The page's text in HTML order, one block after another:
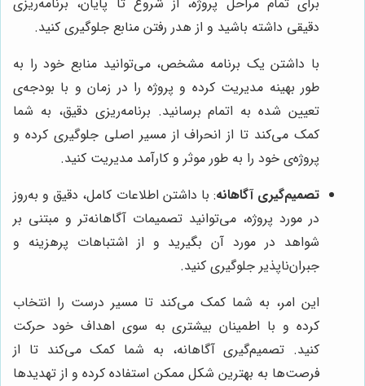
دقیقی داشته باشید و از هدر رفتن منابع جلوگیری کنید.
با داشتن یک برنامه مشخص، می‌توانید منابع خود را به
طور بهینه مدیریت کرده و پروژه را در زمان و با بودجه‌ی
تعیین شده به اتمام برسانید. برنامه‌ریزی دقیق، به شما
کمک می‌کند تا از انحراف از مسیر اصلی جلوگیری کرده و
پروژه‌ی خود را به طور موثر و کارآمد مدیریت کنید.
تصمیم‌گیری آگاهانه: با داشتن اطلاعات کامل، دقیق و به‌روز
در مورد پروژه، می‌توانید تصمیمات آگاهانه‌تر و مبتنی بر
شواهد در مورد آن بگیرید و از اشتباهات پرهزینه و
جبران‌ناپذیر جلوگیری کنید.
این امر، به شما کمک می‌کند تا مسیر درست را انتخاب
کرده و با اطمینان بیشتری به سوی اهداف خود حرکت
کنید. تصمیم‌گیری آگاهانه، به شما کمک می‌کند تا از
فرصت‌ها به بهترین شکل ممکن استفاده کرده و از تهدیدها